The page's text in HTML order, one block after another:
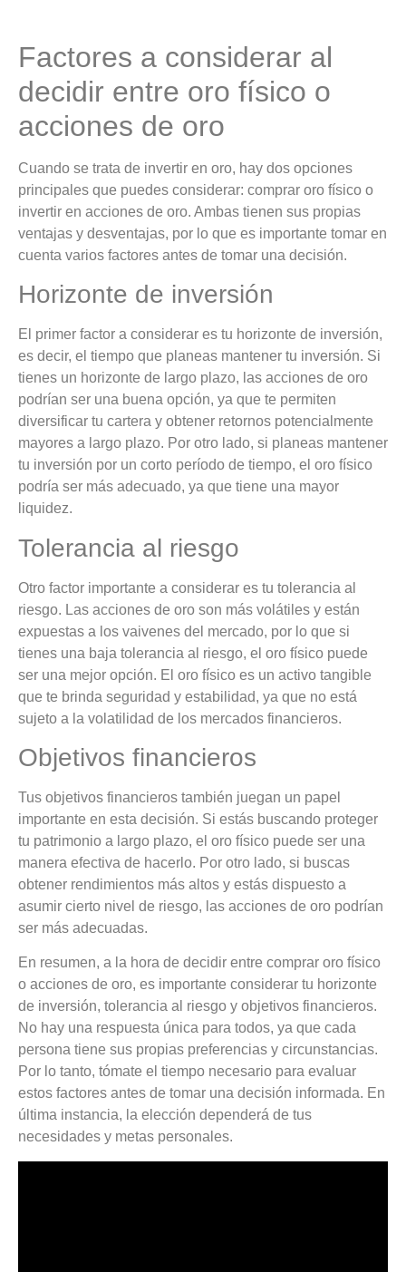
Factores a considerar al
decidir entre oro físico o
acciones de oro
Cuando se trata de invertir en oro, hay dos opciones
principales que puedes considerar: comprar oro físico o
invertir en acciones de oro. Ambas tienen sus propias
ventajas y desventajas, por lo que es importante tomar en
cuenta varios factores antes de tomar una decisión.
Horizonte de inversión
El primer factor a considerar es tu horizonte de inversión,
es decir, el tiempo que planeas mantener tu inversión. Si
tienes un horizonte de largo plazo, las acciones de oro
podrían ser una buena opción, ya que te permiten
diversificar tu cartera y obtener retornos potencialmente
mayores a largo plazo. Por otro lado, si planeas mantener
tu inversión por un corto período de tiempo, el oro físico
podría ser más adecuado, ya que tiene una mayor
liquidez.
Tolerancia al riesgo
Otro factor importante a considerar es tu tolerancia al
riesgo. Las acciones de oro son más volátiles y están
expuestas a los vaivenes del mercado, por lo que si
tienes una baja tolerancia al riesgo, el oro físico puede
ser una mejor opción. El oro físico es un activo tangible
que te brinda seguridad y estabilidad, ya que no está
sujeto a la volatilidad de los mercados financieros.
Objetivos financieros
Tus objetivos financieros también juegan un papel
importante en esta decisión. Si estás buscando proteger
tu patrimonio a largo plazo, el oro físico puede ser una
manera efectiva de hacerlo. Por otro lado, si buscas
obtener rendimientos más altos y estás dispuesto a
asumir cierto nivel de riesgo, las acciones de oro podrían
ser más adecuadas.
En resumen, a la hora de decidir entre comprar oro físico
o acciones de oro, es importante considerar tu horizonte
de inversión, tolerancia al riesgo y objetivos financieros.
No hay una respuesta única para todos, ya que cada
persona tiene sus propias preferencias y circunstancias.
Por lo tanto, tómate el tiempo necesario para evaluar
estos factores antes de tomar una decisión informada. En
última instancia, la elección dependerá de tus
necesidades y metas personales.